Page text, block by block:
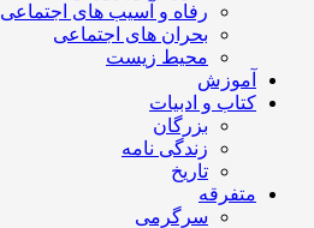
رفاه و آسیب های اجتماعی
بحران های اجتماعی
محیط زیست
آموزش
کتاب و ادبیات
بزرگان
زندگی نامه
تاریخ
متفرقه
سرگرمی